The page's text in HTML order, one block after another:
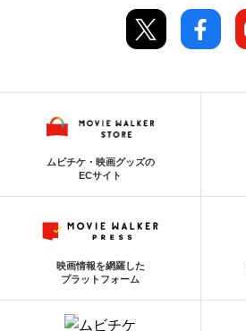
ムビチケ・映画グッズの
ECサイト
映画情報を網羅した
プラットフォーム